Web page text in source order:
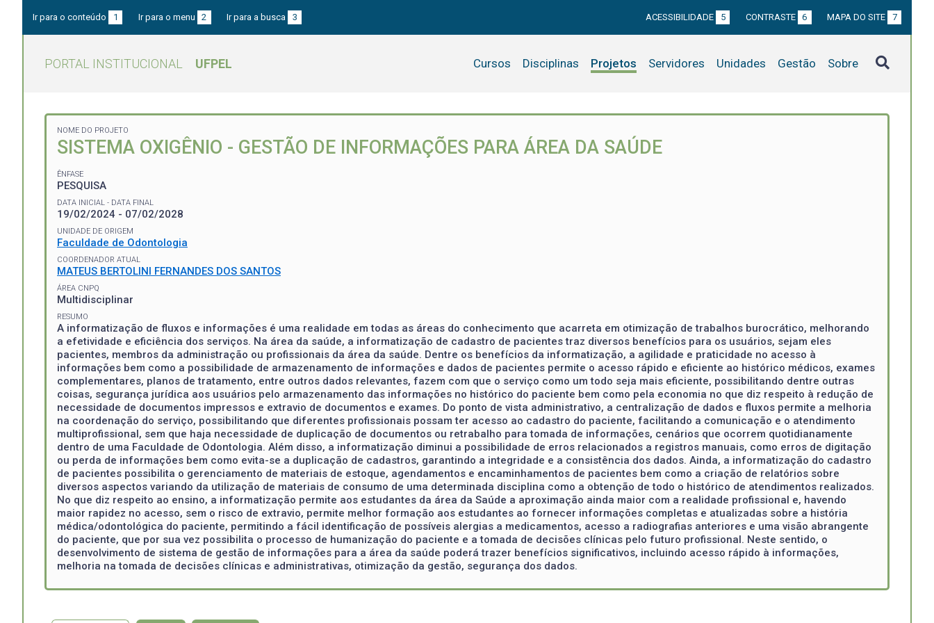
Ir para o conteúdo 1 Ir para o menu 2 Ir para a busca 3 ACESSIBILIDADE 5 CONTRASTE 6 MAPA DO SITE 7
PORTAL INSTITUCIONAL UFPEL Cursos Disciplinas Projetos Servidores Unidades Gestão Sobre
NOME DO PROJETO
SISTEMA OXIGÊNIO - GESTÃO DE INFORMAÇÕES PARA ÁREA DA SAÚDE
ÊNFASE
PESQUISA
DATA INICIAL - DATA FINAL
19/02/2024 - 07/02/2028
UNIDADE DE ORIGEM
Faculdade de Odontologia
COORDENADOR ATUAL
MATEUS BERTOLINI FERNANDES DOS SANTOS
ÁREA CNPQ
Multidisciplinar
RESUMO
A informatização de fluxos e informações é uma realidade em todas as áreas do conhecimento que acarreta em otimização de trabalhos burocrático, melhorando
a efetividade e eficiência dos serviços. Na área da saúde, a informatização de cadastro de pacientes traz diversos benefícios para os usuários, sejam eles
pacientes, membros da administração ou profissionais da área da saúde. Dentre os benefícios da informatização, a agilidade e praticidade no acesso à
informações bem como a possibilidade de armazenamento de informações e dados de pacientes permite o acesso rápido e eficiente ao histórico médicos, exames
complementares, planos de tratamento, entre outros dados relevantes, fazem com que o serviço como um todo seja mais eficiente, possibilitando dentre outras
coisas, segurança jurídica aos usuários pelo armazenamento das informações no histórico do paciente bem como pela economia no que diz respeito à redução de
necessidade de documentos impressos e extravio de documentos e exames. Do ponto de vista administrativo, a centralização de dados e fluxos permite a melhoria
na coordenação do serviço, possibilitando que diferentes profissionais possam ter acesso ao cadastro do paciente, facilitando a comunicação e o atendimento
multiprofissional, sem que haja necessidade de duplicação de documentos ou retrabalho para tomada de informações, cenários que ocorrem quotidianamente
dentro de uma Faculdade de Odontologia. Além disso, a informatização diminui a possibilidade de erros relacionados a registros manuais, como erros de digitação
ou perda de informações bem como evita-se a duplicação de cadastros, garantindo a integridade e a consistência dos dados. Ainda, a informatização do cadastro
de pacientes possibilita o gerenciamento de materiais de estoque, agendamentos e encaminhamentos de pacientes bem como a criação de relatórios sobre
diversos aspectos variando da utilização de materiais de consumo de uma determinada disciplina como a obtenção de todo o histórico de atendimentos realizados.
No que diz respeito ao ensino, a informatização permite aos estudantes da área da Saúde a aproximação ainda maior com a realidade profissional e, havendo
maior rapidez no acesso, sem o risco de extravio, permite melhor formação aos estudantes ao fornecer informações completas e atualizadas sobre a história
médica/odontológica do paciente, permitindo a fácil identificação de possíveis alergias a medicamentos, acesso a radiografias anteriores e uma visão abrangente
do paciente, que por sua vez possibilita o processo de humanização do paciente e a tomada de decisões clínicas pelo futuro profissional. Neste sentido, o
desenvolvimento de sistema de gestão de informações para a área da saúde poderá trazer benefícios significativos, incluindo acesso rápido à informações,
melhoria na tomada de decisões clínicas e administrativas, otimização da gestão, segurança dos dados.